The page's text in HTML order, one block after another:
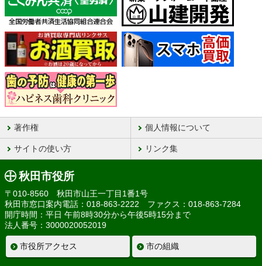
著作権 個人情報について
サイトの使い方 リンク集
秋田市役所
〒010-8560 秋田市山王一丁目1番1号
秋田市窓口案内電話：018-863-2222 ファクス：018-863-7284
開庁時間：平日 午前8時30分から午後5時15分まで
法人番号：3000020052019
市役所アクセス 市の組織